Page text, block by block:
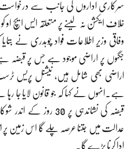
سرکاری اداروں کی جانب سے درخواست
خلاف ایکشن نہ لینے پر متعلقہ ایس ایچ او
وفاقی وزیر اطلاعات فواد چوہدری نے
جگہوں پر اراضی موجود ہے جس پر قبضہ
اراضی بھی شامل ہیں، نیشنل پریس
ہے۔انہوں نے کہا کہ جو قانون لایا جا
قبضہ کی نشاندہی پر 30
عدالت میں جتنا عرصہ چلے گا اس زمین پر
ادا کرنا پڑے گا۔